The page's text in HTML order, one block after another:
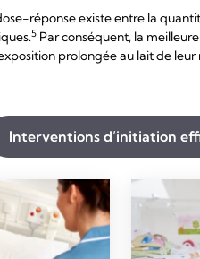
réponse existe entre la
5 Par conséquent, la
prolongée au lait de leur
Interventions d’initiation